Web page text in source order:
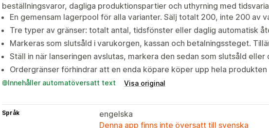
beställningsvaror, dagliga produktionspartier och uthyrning med
En gemensam lagerpool för alla varianter. Sälj totalt 200, inte 200 av
Tre typer av gränser: totalt antal, tidsfönster eller daglig automatisk
Markeras som slutsåld i varukorgen, kassan och betalningssteget.
Ställ in när lanseringen avslutas, markera den sedan som slutsåld eller
Ordergränser förhindrar att en enda köpare köper upp hela produkten
Innehåller automatöversatt text Visa original
Språk
engelska
Denna app finns inte översatt till svenska